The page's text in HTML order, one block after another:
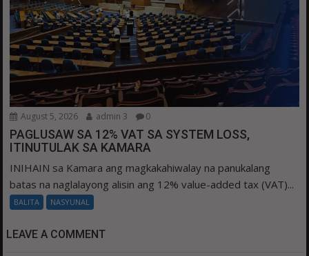
August 5, 2026 admin 3 0
PAGLUSAW SA 12% VAT SA SYSTEM LOSS,
ITINUTULAK SA KAMARA
INIHAIN sa Kamara ang magkakahiwalay na panukalang
batas na naglalayong alisin ang 12% value-added tax (VAT)...
BALITA NASYUNAL
LEAVE A COMMENT